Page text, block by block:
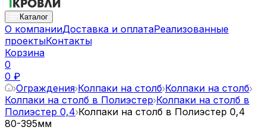
Каталог
О компанииДоставка и оплатаРеализованные
проектыКонтакты
Корзина
0
0 ₽
Ограждения Колпаки на столб Колпаки на столб
Колпаки на столб в Полиэстер Колпаки на столб в
Полиэстер 0,4 Колпаки на столб в Полиэстер 0,4
80-395мм